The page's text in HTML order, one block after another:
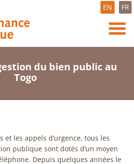
EN FR
du bien public au
Togo
et les appels d’urgence, tous les
publique sont dotés d’un moyen
Depuis quelques années le